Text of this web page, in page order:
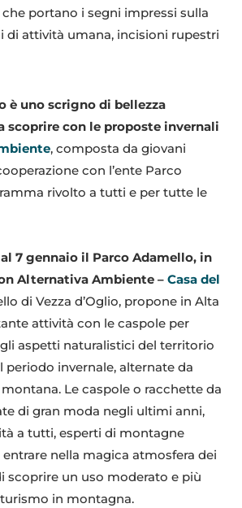
portano i segni impressi sulla
di attività umana, incisioni rupestri
è uno scrigno di bellezza
scoprire con le proposte invernali
, composta da giovani
con l’ente Parco
rivolto a tutti e per tutte le
7 gennaio il Parco Adamello, in
Alternativa Ambiente – Casa del
di Vezza d’Oglio, propone in Alta
attività con le caspole per
aspetti naturalistici del territorio
invernale, alternate da
Le caspole o racchette da
di gran moda negli ultimi anni,
a tutti, esperti di montagne
nella magica atmosfera dei
scoprire un uso moderato e più
in montagna.